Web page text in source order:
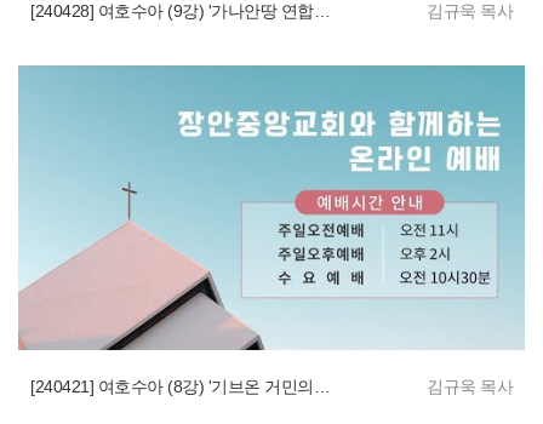
[240428] 여호수아 (9강) '가나안땅 연합전쟁의 승리' 김규욱 목사
[240421] 여호수아 (8강) '기브온 거민의 구원' 김규욱 목사